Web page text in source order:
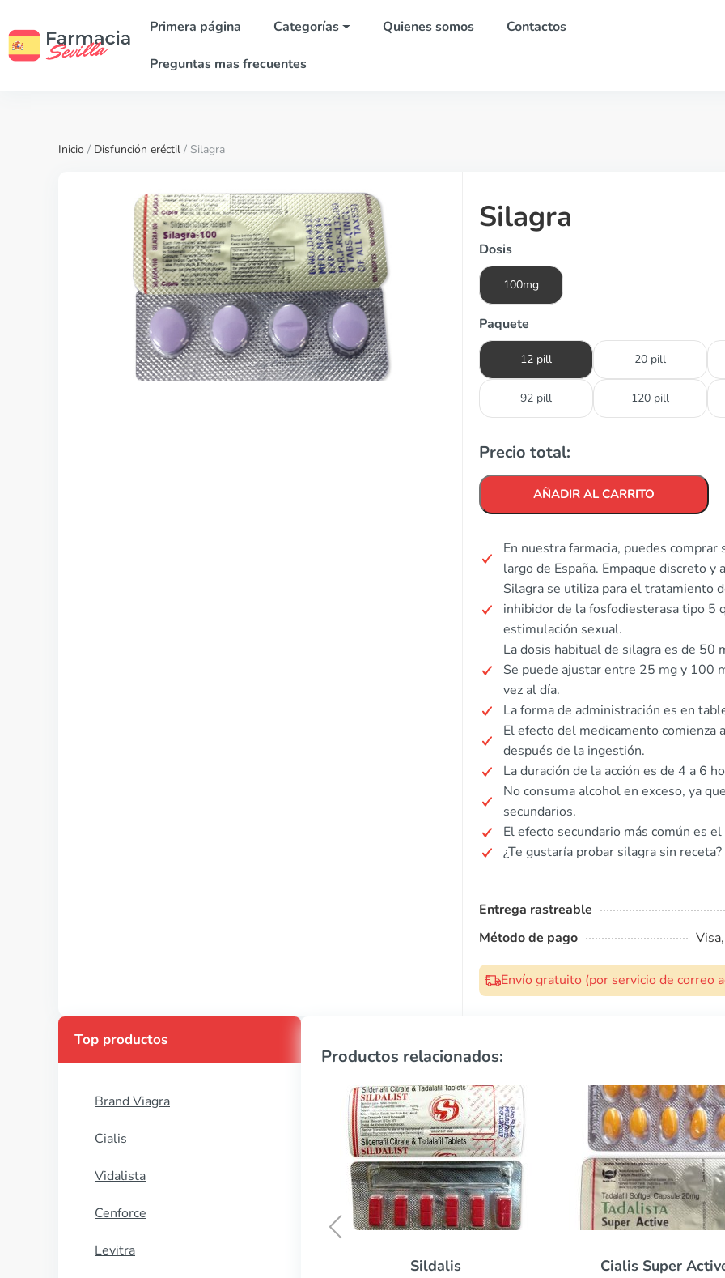
Primera página Categorías Quienes somos Contactos
Preguntas mas frecuentes
Inicio / Disfunción eréctil / Silagra
Silagra
Dosis
100mg
Paquete
12 pill 20 pill
92 pill 120 pill
Precio total:
AÑADIR AL CARRITO
En nuestra farmacia, puedes
largo de España. Empaque discreto y
Silagra se utiliza para el tratamiento
inhibidor de la fosfodiesterasa tipo 5
estimulación sexual.
La dosis habitual de silagra es de 50
Se puede ajustar entre 25 mg y 100
vez al día.
La forma de administración es en
El efecto del medicamento
después de la ingestión.
La duración de la acción es de 4 a 6
No consuma alcohol en exceso, ya
secundarios.
El efecto secundario más común es
¿Te gustaría probar silagra sin receta?
Entrega rastreable
Método de pago
Envío gratuito (por servicio de correo
Top productos
Brand Viagra
Cialis
Vidalista
Cenforce
Levitra
Productos relacionados:
Cialis Super Active Kamagra Oral